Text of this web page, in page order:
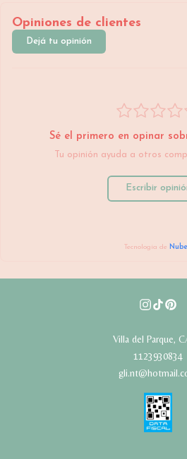
Opiniones de clientes
Dejá tu opinión
Sé el primero en opinar
Tu opinión ayuda a otros
Escribir
Tecnología de
Villa del Parque,
1123930834